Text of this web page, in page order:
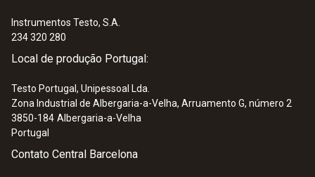
:0602 0493
Ponta de medição de imersão de pouca
massa, flexível, ideal ...
massa, flexível, ideal para medições em
pequenos volumes, tais como: pratos de
Petri ou para medições de superfície (por
exemplo, anexada com fita adesiva), TC
Tipo K
Instrumentos Testo, S.A.
234 320 280
Local de produção Portugal:
Testo Portugal, Unipessoal Lda.
Zona Industrial de Albergaria-a-Velha, Arruamento G, número 2
3850-184 Albergaria-a-Velha
Portugal
Contato Central Barcelona